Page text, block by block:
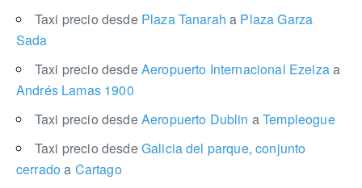
Taxi precio desde Plaza Tanaraha Plaza Garza
Sada
Taxi precio desdeAeropuerto Internacional Ezeizaa
Andrés Lamas 1900
Taxi precio desdeAeropuerto Dublin aTempleogue
Taxi precio desdeGalicia del parque, conjunto
cerradoa Cartago